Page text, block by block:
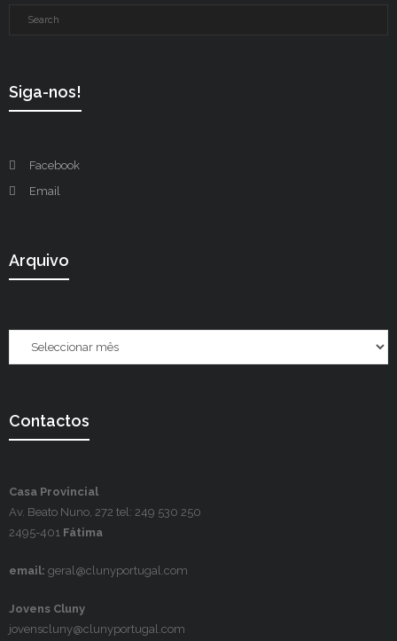
Siga-nos!
Facebook
Email
Arquivo
Contactos
Casa Provincial
Av. Beato Nuno, 272 tel: 249 530 250
2495-401 Fátima
email: geral@clunyportugal.com
Jovens Cluny
jovenscluny@clunyportugal.com